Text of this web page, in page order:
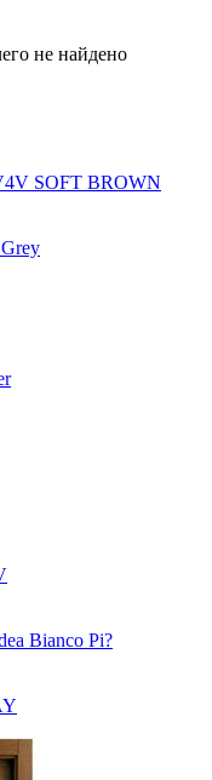
не найдено
SOFT BROWN
Bianco Pi?